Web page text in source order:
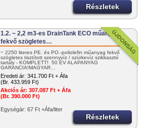
Részletek
1.2. ~ 2,2 m3-es DrainTank ECO műanyag -
fekvő szögletes…
~ 2250 literes PE. és PO.-poliolefin műanyag fekvő
szögletes tisztított szennyvíz / szürkevíz szikkasztó
tartály - KOMPLETT! 50 ÉV ALAPANYAG
GARANCIA!MAGYAR…
Eredeti ár: 341.700 Ft + Áfa
(Br. 433.959 Ft)
Akciós ár: 307.087 Ft + Áfa
(Br. 390.000 Ft)
Egységár: 67 Ft +Áfa/liter
Részletek